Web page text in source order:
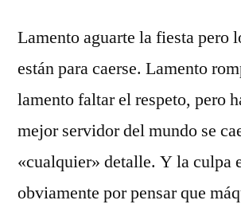
Lamento aguarte la fiesta pero
están para caerse. Lamento
lamento faltar el respeto, pero
mejor servidor del mundo se
«cualquier» detalle. Y la culpa
obviamente por pensar que